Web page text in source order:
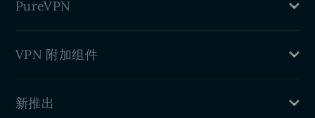
iPhone VPN
VPN Firefox 扩展
PureVPN
好处
VPN 附加组件
端口转发
新推出